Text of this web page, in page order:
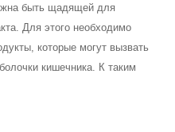
быть щадящей для
Для этого необходимо
которые могут вызвать
кишечника. К таким